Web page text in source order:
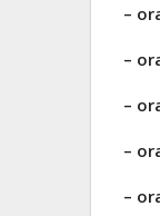
–
–
–
–
–